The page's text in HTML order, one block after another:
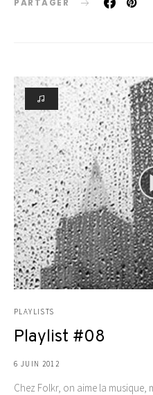
PLAYLISTS
Playlist #08
6 JUIN 2012
Chez Folkr, on aime la musique,